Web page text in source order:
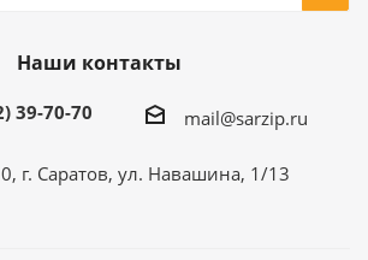
Наши контакты
39-70-70 mail@sarzip.ru
г. Саратов, ул. Навашина, 1/13